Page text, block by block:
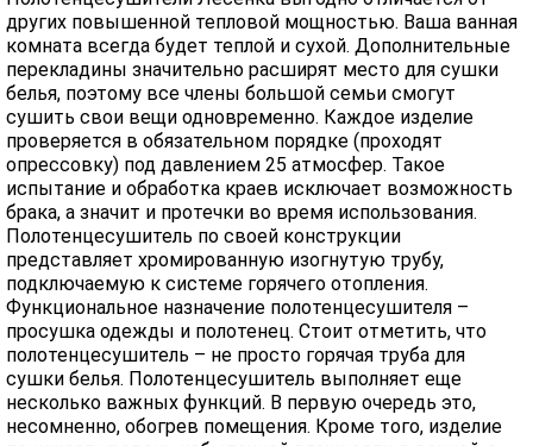
других повышенной тепловой мощностью. Ваша ванная
комната всегда будет теплой и сухой. Дополнительные
перекладины значительно расширят место для сушки
белья, поэтому все члены большой семьи смогут
сушить свои вещи одновременно. Каждое изделие
проверяется в обязательном порядке (проходят
опрессовку) под давлением 25 атмосфер. Такое
испытание и обработка краев исключает возможность
брака, а значит и протечки во время использования.
Полотенцесушитель по своей конструкции
представляет хромированную изогнутую трубу,
подключаемую к системе горячего отопления.
Функциональное назначение полотенцесушителя –
просушка одежды и полотенец. Стоит отметить, что
полотенцесушитель – не просто горячая труба для
сушки белья. Полотенцесушитель выполняет еще
несколько важных функций. В первую очередь это,
несомненно, обогрев помещения. Кроме того, изделие